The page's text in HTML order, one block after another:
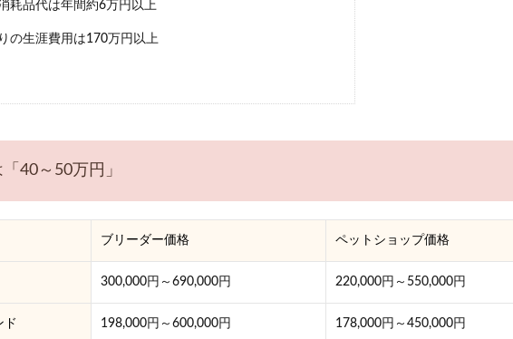
耗品代は年間約6万円以上
の生涯費用は170万円以上
40～50万円」
ブリーダー価格 ペットショップ価格
300,000円～690,000円 220,000円～550,000円
ド 198,000円～600,000円 178,000円～450,000円